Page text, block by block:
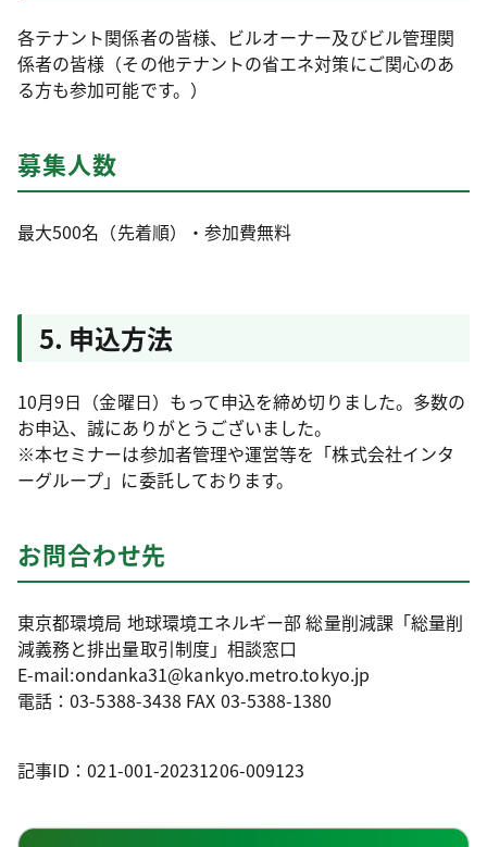
各テナント関係者の皆様、ビルオーナー及びビル管理関
係者の皆様（その他テナントの省エネ対策にご関心のあ
る方も参加可能です。）
募集人数
最大500名（先着順）・参加費無料
5. 申込方法
10月9日（金曜日）もって申込を締め切りました。多数の
お申込、誠にありがとうございました。
※本セミナーは参加者管理や運営等を「株式会社インタ
ーグループ」に委託しております。
お問合わせ先
東京都環境局 地球環境エネルギー部 総量削減課「総量削
減義務と排出量取引制度」相談窓口
E-mail:ondanka31@kankyo.metro.tokyo.jp
電話：03-5388-3438 FAX 03-5388-1380
記事ID：021-001-20231206-009123